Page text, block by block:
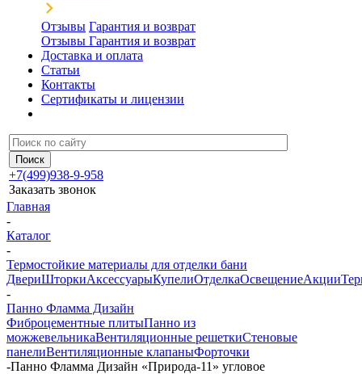
Отзывы Гарантия и возврат
Отзывы Гарантия и возврат
Доставка и оплата
Статьи
Контакты
Сертификаты и лицензии
+7(499)938-9-958
Заказать звонок
Главная
-
Каталог
-
Термостойкие материалы для отделки бани
ДвериШторкиАксессуарыКупелиОтделкаОсвещениеАкции
-
Панно Фламма Дизайн
Фиброцементные плитыПанно из
можжевельникаВентиляционные решеткиСтеновые
панелиВентиляционные клапаныФорточки
-Панно Фламма Дизайн «Природа-11» угловое